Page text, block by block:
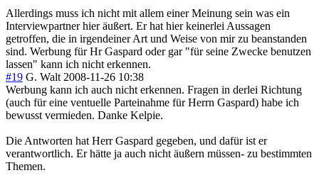
Allerdings muss ich nicht mit allem einer Meinung sein was ein
Interviewpartner hier äußert. Er hat hier keinerlei Aussagen
getroffen, die in irgendeiner Art und Weise von mir zu beanstanden
sind. Werbung für Hr Gaspard oder gar "für seine Zwecke benutzen
lassen" kann ich nicht erkennen.
#19 G. Walt 2008-11-26 10:38
Werbung kann ich auch nicht erkennen. Fragen in derlei Richtung
(auch für eine ventuelle Parteinahme für Herrn Gaspard) habe ich
bewusst vermieden. Danke Kelpie.
Die Antworten hat Herr Gaspard gegeben, und dafür ist er
verantwortlich. Er hätte ja auch nicht äußern müssen- zu bestimmten
Themen.